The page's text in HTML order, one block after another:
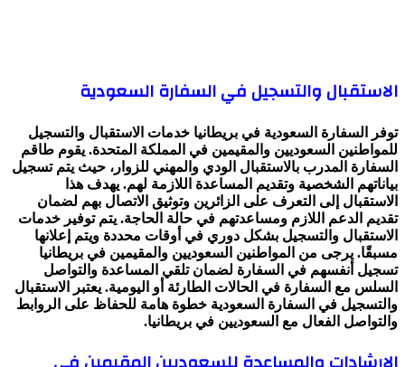
الاستقبال والتسجيل في السفارة السعودية
توفر السفارة السعودية في بريطانيا خدمات الاستقبال والتسجيل
للمواطنين السعوديين والمقيمين في المملكة المتحدة. يقوم طاقم
السفارة المدرب بالاستقبال الودي والمهني للزوار، حيث يتم تسجيل
بياناتهم الشخصية وتقديم المساعدة اللازمة لهم. يهدف هذا
الاستقبال إلى التعرف على الزائرين وتوثيق الاتصال بهم لضمان
تقديم الدعم اللازم ومساعدتهم في حالة الحاجة. يتم توفير خدمات
الاستقبال والتسجيل بشكل دوري في أوقات محددة ويتم إعلانها
مسبقًا. يرجى من المواطنين السعوديين والمقيمين في بريطانيا
تسجيل أنفسهم في السفارة لضمان تلقي المساعدة والتواصل
السلس مع السفارة في الحالات الطارئة أو اليومية. يعتبر الاستقبال
والتسجيل في السفارة السعودية خطوة هامة للحفاظ على الروابط
والتواصل الفعال مع السعوديين في بريطانيا.